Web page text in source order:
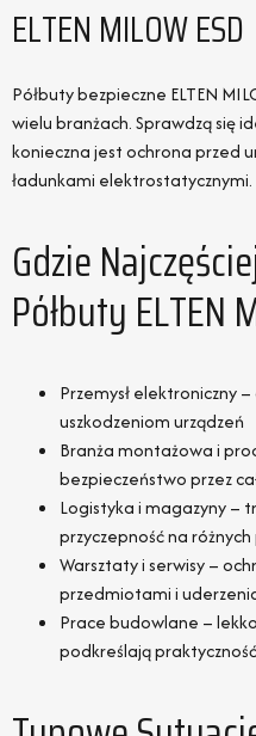
ELTEN MILOW ESD
Półbuty bezpieczne ELTEN
wielu branżach. Sprawdzą się
konieczna jest ochrona przed
ładunkami elektrostatycznymi.
Gdzie
Półbuty ELTEN
Przemysł elektroniczny
uszkodzeniom urządzeń
Branża montażowa i
bezpieczeństwo przez
Logistyka i magazyny –
przyczepność na
Warsztaty i serwisy –
przedmiotami i
Prace budowlane –
podkreślają